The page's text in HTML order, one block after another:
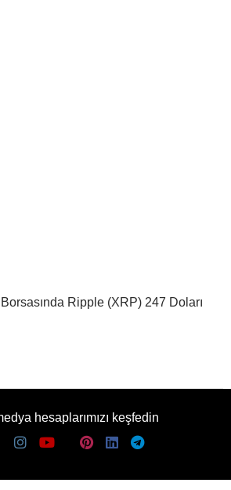
Ripple (XRP) 247 Doları
hesaplarımızı keşfedin